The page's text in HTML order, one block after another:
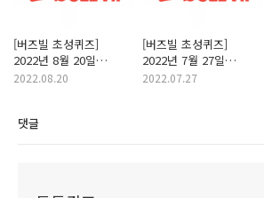
[버즈빌 초성퀴즈]
2022년 8월 20일
신한마이카인증중고차
2022.08.20
[버즈빌 초성퀴즈]
2022년 7월 27일
덴프스10주년 퀴즈타임
2022.07.27
댓글